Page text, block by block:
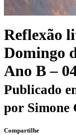
Reflexão
Domingo
Ano B –
Publicado
por Simone
Compartilhe